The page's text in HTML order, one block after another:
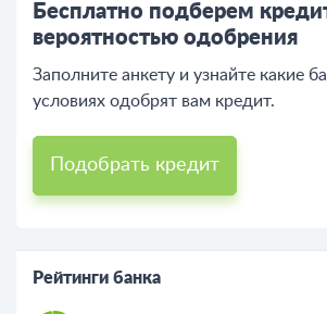
Бесплатно подберем
вероятностью одобрения
Заполните анкету и узнайте какие
условиях одобрят вам кредит.
Подобрать кредит
Рейтинги банка